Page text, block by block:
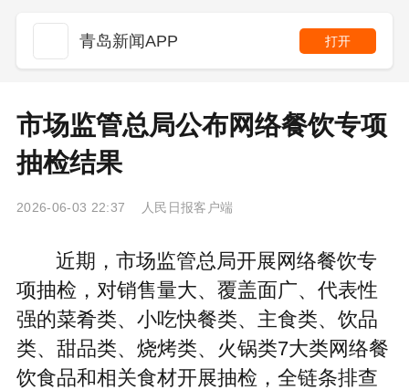
青岛新闻APP 打开
市场监管总局公布网络餐饮专项
抽检结果
2026-06-03 22:37 人民日报客户端
近期，市场监管总局开展网络餐饮专
项抽检，对销售量大、覆盖面广、代表性
强的菜肴类、小吃快餐类、主食类、饮品
类、甜品类、烧烤类、火锅类7大类网络餐
饮食品和相关食材开展抽检，全链条排查